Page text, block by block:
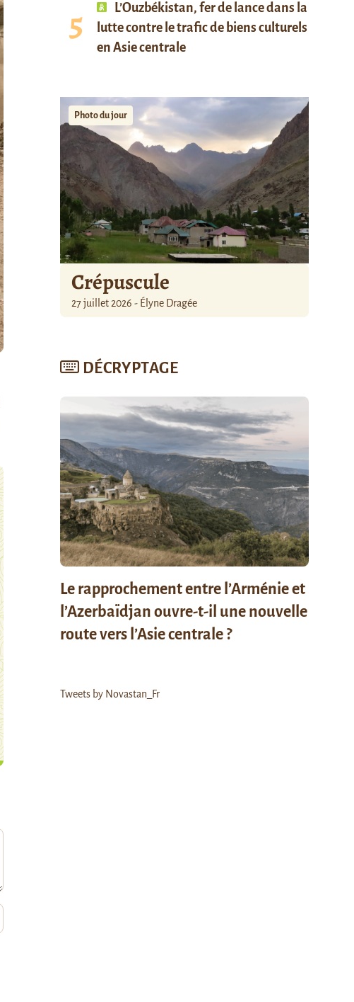
L’Ouzbékistan, fer de lance dans la
lutte contre le trafic de biens culturels
en Asie centrale
Photo du jour
Crépuscule
27 juillet 2026 - Élyne Dragée
DÉCRYPTAGE
Le rapprochement entre l’Arménie et
l’Azerbaïdjan ouvre-t-il une nouvelle
route vers l’Asie centrale ?
Tweets by Novastan_Fr